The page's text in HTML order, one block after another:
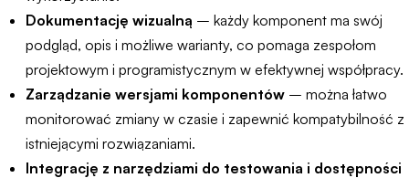
Dokumentację wizualną – każdy komponent ma swój
podgląd, opis i możliwe warianty, co pomaga zespołom
projektowym i programistycznym w efektywnej współpracy.
Zarządzanie wersjami komponentów – można łatwo
monitorować zmiany w czasie i zapewnić kompatybilność z
istniejącymi rozwiązaniami.
Integrację z narzędziami do testowania i dostępności